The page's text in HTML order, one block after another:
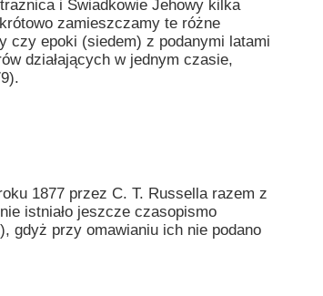
i Świadkowie Jehowy kilka
zamieszczamy te różne
czy epoki (siedem) z podanymi latami
działających w jednym czasie,
1877 przez C. T. Russella razem z
istniało jeszcze czasopismo
gdyż przy omawianiu ich nie podano